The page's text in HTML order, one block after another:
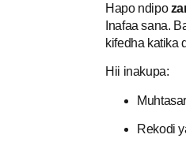
Hapo ndipo
Inafaa sana.
kifedha katika
Hii inakupa:
Rekodi